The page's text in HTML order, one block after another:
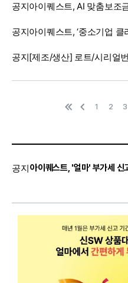
공지아이퀘스트, AI 맞춤보조
공지
공지[제조/생산] 로트/시리얼
첫
로
이
1 2 3
공지아이퀘스트, '얼마' 부가세 신